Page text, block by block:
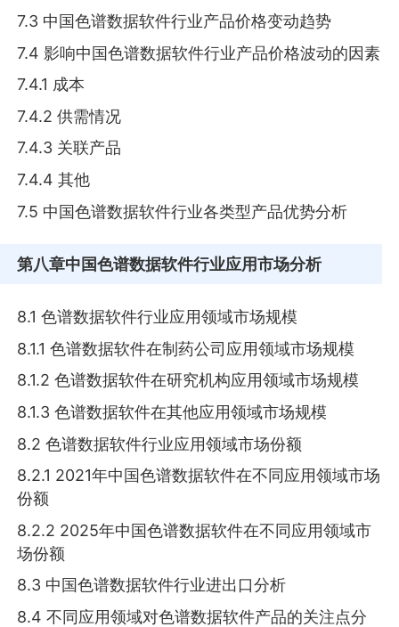
7.3 中国色谱数据软件行业产品价格变动趋势
7.4 影响中国色谱数据软件行业产品价格波动的因素
7.4.1 成本
7.4.2 供需情况
7.4.3 关联产品
7.4.4 其他
7.5 中国色谱数据软件行业各类型产品优势分析
第八章中国色谱数据软件行业应用市场分析
8.1 色谱数据软件行业应用领域市场规模
8.1.1 色谱数据软件在制药公司应用领域市场规模
8.1.2 色谱数据软件在研究机构应用领域市场规模
8.1.3 色谱数据软件在其他应用领域市场规模
8.2 色谱数据软件行业应用领域市场份额
8.2.1 2021年中国色谱数据软件在不同应用领域市场
份额
8.2.2 2025年中国色谱数据软件在不同应用领域市
场份额
8.3 中国色谱数据软件行业进出口分析
8.4 不同应用领域对色谱数据软件产品的关注点分